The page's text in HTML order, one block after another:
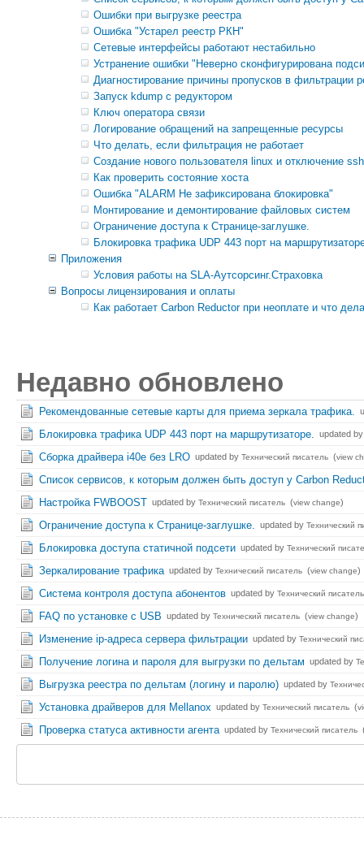
Ошибки при выгрузке реестра
Ошибка "Устарел реестр РКН"
Сетевые интерфейсы работают нестабильно
Устранение ошибки "Неверно сконфигурирована
Диагностирование причины пропусков в фильтрации
Запуск kdump с редуктором
Ключ оператора связи
Логирование обращений на запрещенные ресурсы
Что делать, если фильтрация не работает
Создание нового пользователя linux и отключение
Как проверить состояние хоста
Ошибка "ALARM Не зафиксирована блокировка"
Монтирование и демонтирование файловых систем
Ограничение доступа к Странице-заглушке.
Блокировка трафика UDP 443 порт на
Приложения
Условия работы на SLA-Аутсорсинг.Страховка
Вопросы лицензирования и оплаты
Как работает Carbon Reductor при неоплате и что
Недавно обновлено
Рекомендованные сетевые карты для приема зеркала трафика.
Блокировка трафика UDP 443 порт на маршрутизаторе. updated
Сборка драйвера i40e без LRO updated by Технический писатель (view
Список сервисов, к которым должен быть доступ у Carbon
Настройка FWBOOST updated by Технический писатель (view change)
Ограничение доступа к Странице-заглушке. updated by Технический
Блокировка доступа статичной подсети updated by Технический
Зеркалирование трафика updated by Технический писатель (view change)
Система контроля доступа абонентов updated by Технический писатель
FAQ по установке с USB updated by Технический писатель (view change)
Изменение ip-адреса сервера фильтрации updated by Технический
Получение логина и пароля для выгрузки по дельтам updated by
Выгрузка реестра по дельтам (логину и паролю) updated by
Установка драйверов для Mellanox updated by Технический писатель (
Проверка статуса активности агента updated by Технический писатель